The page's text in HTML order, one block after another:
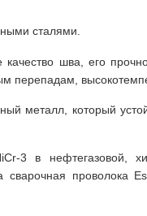
сталями.
шва, его
перепадам,
металл, который
3 в нефтегазовой,
сварочная проволока